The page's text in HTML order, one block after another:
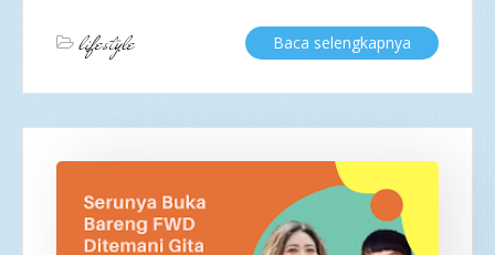
lifestyle Baca selengkapnya